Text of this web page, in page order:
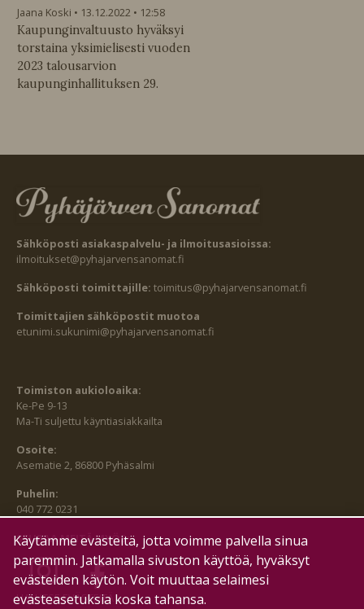
Jaana Koski 13.12.2022
12:58
Kaupunginvaltuusto hyväksyi
torstaina yksimielisesti vuoden
2023 talousarvion
kaupunginhallituksen 29.
Sähköposti asiakaspalvelu- ja ilmoitusasioissa:
ilmoitukset@pyhajarvensanomat.fi
Sähköposti toimittajille: toimitus@pyhajarvensanomat.fi
Toimittajien sähköpostit muotoa
etunimi.sukunimi@pyhajarvensanomat.fi
Toimiston aukioloaika:
Ke-Pe 9-13
Ma-Ti suljettu käyntiasiakkailta
Osoite:
Asematie 2, 86800 Pyhäsalmi
Puhelin:
040 772 0231
SEURAA MEITÄ MYÖS:
HALLITSE EVÄSTEITÄ
Käytämme evästeitä, jotta voimme palvella sinua
paremmin. Jatkamalla sivuston käyttöä, hyväksyt
evästeiden käytön. Voit muuttaa selaimesi
evästeasetuksia koska tahansa.